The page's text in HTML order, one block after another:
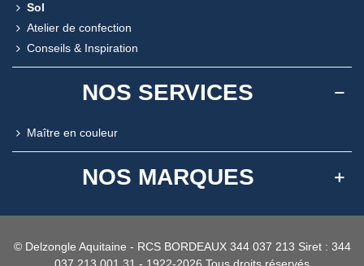
Sol
Atelier de confection
Conseils & Inspiration
NOS SERVICES
Maître en couleur
NOS MARQUES
© Delzongle Aquitaine - RCS BORDEAUX 344 037 213 Siret : 344